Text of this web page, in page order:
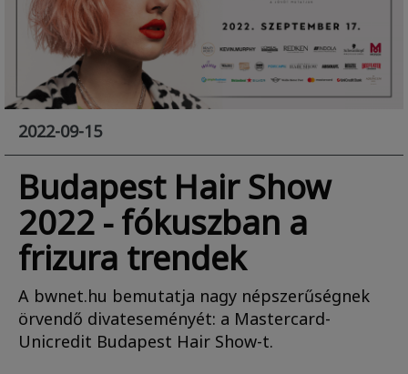
2022-09-15
Budapest Hair Show
2022 - fókuszban a
frizura trendek
A bwnet.hu bemutatja nagy népszerűségnek
örvendő divateseményét: a Mastercard-
Unicredit Budapest Hair Show-t.